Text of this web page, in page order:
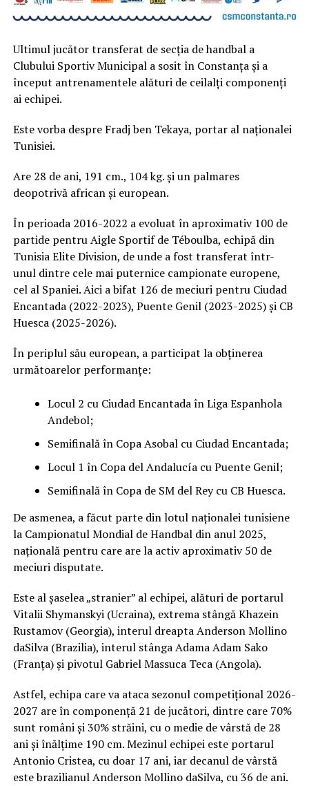
Ultimul jucător transferat de secția de handbal a
Clubului Sportiv Municipal a sosit în Constanța și a
început antrenamentele alături de ceilalți componenți
ai echipei.
Este vorba despre Fradj ben Tekaya, portar al naționalei
Tunisiei.
Are 28 de ani, 191 cm., 104 kg. și un palmares
deopotrivă african și european.
În perioada 2016-2022 a evoluat în aproximativ 100 de
partide pentru Aigle Sportif de Téboulba, echipă din
Tunisia Elite Division, de unde a fost transferat într-
unul dintre cele mai puternice campionate europene,
cel al Spaniei. Aici a bifat 126 de meciuri pentru Ciudad
Encantada (2022-2023), Puente Genil (2023-2025) și CB
Huesca (2025-2026).
În periplul său european, a participat la obținerea
următoarelor performanțe:
Locul 2 cu Ciudad Encantada în Liga Espanhola
Andebol;
Semifinală în Copa Asobal cu Ciudad Encantada;
Locul 1 în Copa del Andalucía cu Puente Genil;
Semifinală în Copa de SM del Rey cu CB Huesca.
De asmenea, a făcut parte din lotul naționalei tunisiene
la Campionatul Mondial de Handbal din anul 2025,
națională pentru care are la activ aproximativ 50 de
meciuri disputate.
Este al șaselea „stranier” al echipei, alături de portarul
Vitalii Shymanskyi (Ucraina), extrema stângă Khazein
Rustamov (Georgia), interul dreapta Anderson Mollino
daSilva (Brazilia), interul stânga Adama Adam Sako
(Franța) și pivotul Gabriel Massuca Teca (Angola).
Astfel, echipa care va ataca sezonul competițional 2026-
2027 are în componență 21 de jucători, dintre care 70%
sunt români și 30% străini, cu o medie de vârstă de 28
ani și înălțime 190 cm. Mezinul echipei este portarul
Antonio Cristea, cu doar 17 ani, iar decanul de vârstă
este brazilianul Anderson Mollino daSilva, cu 36 de ani.